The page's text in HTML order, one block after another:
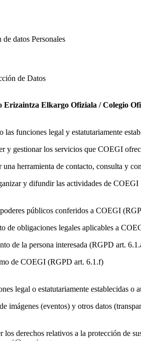
datos Personales
de Datos
Erizaintza Elkargo Ofiziala / Colegio
las funciones legal y estatutariamente
y gestionar los servicios que COEGI
una herramienta de contacto, consulta y
y difundir las actividades de COEGI
públicos conferidos a COEGI
de obligaciones legales aplicables a
de la persona interesada (RGPD art.
de COEGI (RGPD art. 6.1.f)
legal o estatutariamente establecidas o
imágenes (eventos) y otros datos
los derechos relativos a la protección de